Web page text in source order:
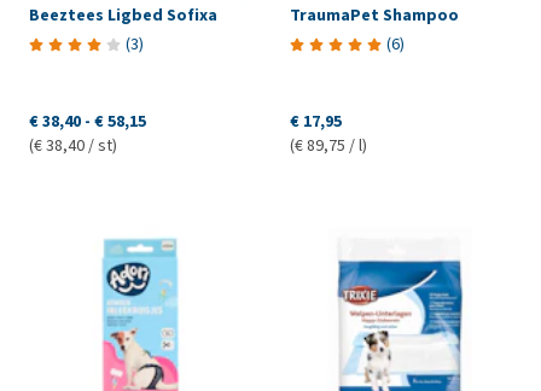
Beeztees Ligbed Sofixa
(3)
€ 38,40 - € 58,15
(€ 38,40 / st)
TraumaPet Shampoo
(6)
€ 17,95
(€ 89,75 / l)